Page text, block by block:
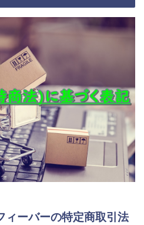
ィーバーの特定商取引法